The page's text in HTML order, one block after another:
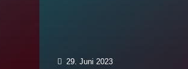
29. Juni 2023